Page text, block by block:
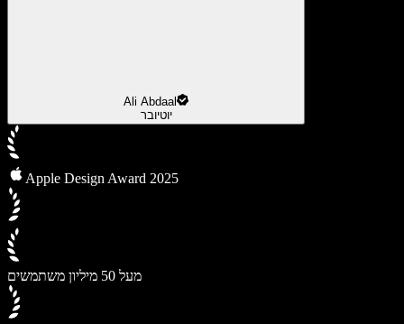
Ali Abdaal
יוטיובר
Apple Design Award 2025
מעל 50 מיליון משתמשים